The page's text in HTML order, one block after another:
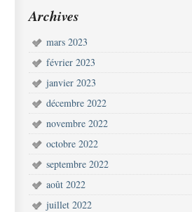
Archives
mars 2023
février 2023
janvier 2023
décembre 2022
novembre 2022
octobre 2022
septembre 2022
août 2022
juillet 2022